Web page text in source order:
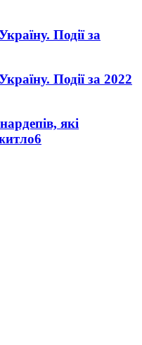
Події за
Події за 2022
які
6